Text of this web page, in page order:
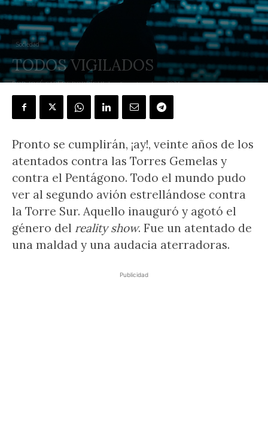
Sociedad
TODOS VIGILADOS
POR JOSÉ CARLOS RODRÍGUEZ - 6 septiembre, 2021
Pronto se cumplirán, ¡ay!, veinte años de los
atentados contra las Torres Gemelas y
contra el Pentágono. Todo el mundo pudo
ver al segundo avión estrellándose contra
la Torre Sur. Aquello inauguró y agotó el
género del reality show. Fue un atentado de
una maldad y una audacia aterradoras.
Publicidad